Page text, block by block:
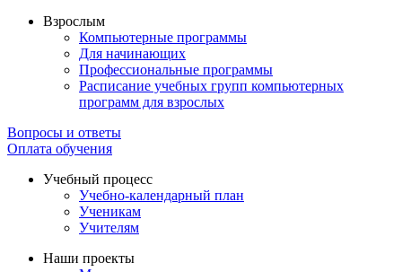
Взрослым
Компьютерные программы
Для начинающих
Профессиональные программы
Расписание учебных групп компьютерных
программ для взрослых
Вопросы и ответы
Оплата обучения
Учебный процесс
Учебно-календарный план
Ученикам
Учителям
Наши проекты